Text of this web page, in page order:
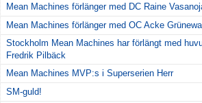
Mean Machines förlänger med DC Raine
Mean Machines förlänger med OC Acke
Stockholm Mean Machines har förlängt med
Fredrik Pilbäck
Mean Machines MVP:s i Superserien Herr
SM-guld!